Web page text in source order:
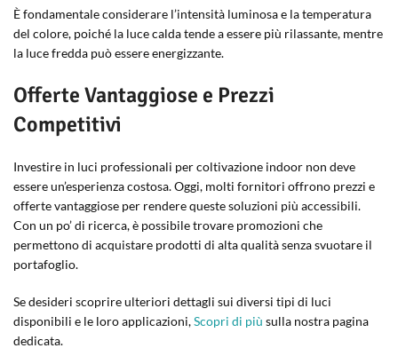
È fondamentale considerare l’intensità luminosa e la temperatura
del colore, poiché la luce calda tende a essere più rilassante, mentre
la luce fredda può essere energizzante.
Offerte Vantaggiose e Prezzi
Competitivi
Investire in luci professionali per coltivazione indoor non deve
essere un’esperienza costosa. Oggi, molti fornitori offrono prezzi e
offerte vantaggiose per rendere queste soluzioni più accessibili.
Con un po’ di ricerca, è possibile trovare promozioni che
permettono di acquistare prodotti di alta qualità senza svuotare il
portafoglio.
Se desideri scoprire ulteriori dettagli sui diversi tipi di luci
disponibili e le loro applicazioni,Scopri di più sulla nostra pagina
dedicata.